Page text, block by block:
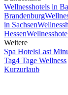
Wellnesshotels in
Brandenburg
in Sachsen
Hessen
Weitere
Spa HotelsLast
Tag4 Tage Wellness
Kurzurlaub